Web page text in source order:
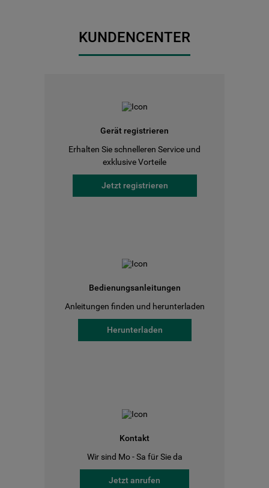
KUNDENCENTER
Gerät registrieren
Erhalten Sie schnelleren Service und
exklusive Vorteile
Jetzt registrieren
Bedienungsanleitungen
Anleitungen finden und herunterladen
Herunterladen
Kontakt
Wir sind Mo - Sa für Sie da
Jetzt anrufen